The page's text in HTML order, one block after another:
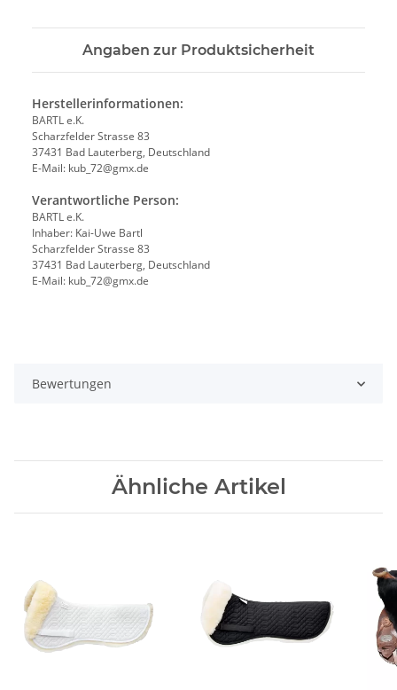
Angaben zur Produktsicherheit
Herstellerinformationen:
BARTL e.K.
Scharzfelder Strasse 83
37431 Bad Lauterberg, Deutschland
E-Mail: kub_72@gmx.de
Verantwortliche Person:
BARTL e.K.
Inhaber: Kai-Uwe Bartl
Scharzfelder Strasse 83
37431 Bad Lauterberg, Deutschland
E-Mail: kub_72@gmx.de
Bewertungen
Ähnliche Artikel